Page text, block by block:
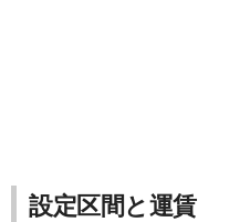
設定区間と運賃